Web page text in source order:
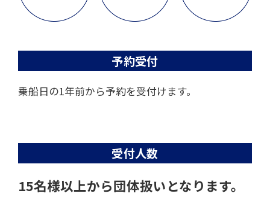
予約受付
乗船日の1年前から予約を受付けます。
受付人数
15名様以上から団体扱いとなります。